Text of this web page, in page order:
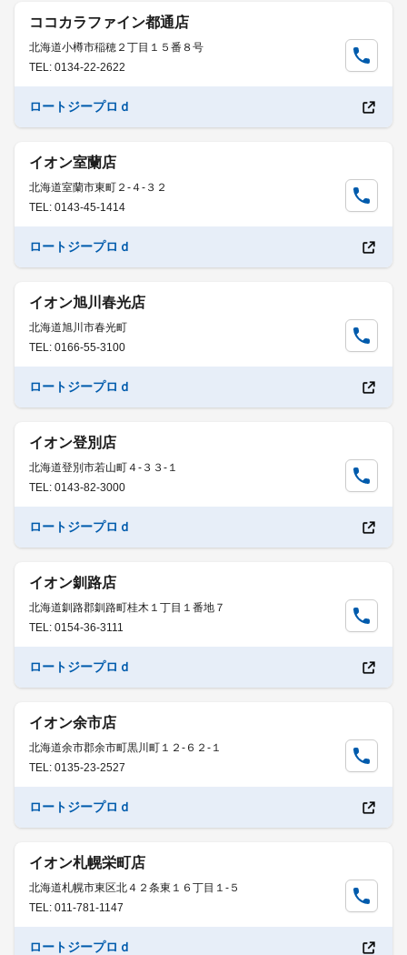
ココカラファイン都通店
北海道小樽市稲穂２丁目１５番８号
TEL: 0134-22-2622
ロートジープロｄ
イオン室蘭店
北海道室蘭市東町２-４-３２
TEL: 0143-45-1414
ロートジープロｄ
イオン旭川春光店
北海道旭川市春光町
TEL: 0166-55-3100
ロートジープロｄ
イオン登別店
北海道登別市若山町４-３３-１
TEL: 0143-82-3000
ロートジープロｄ
イオン釧路店
北海道釧路郡釧路町桂木１丁目１番地７
TEL: 0154-36-3111
ロートジープロｄ
イオン余市店
北海道余市郡余市町黒川町１２-６２-１
TEL: 0135-23-2527
ロートジープロｄ
イオン札幌栄町店
北海道札幌市東区北４２条東１６丁目１-５
TEL: 011-781-1147
ロートジープロｄ